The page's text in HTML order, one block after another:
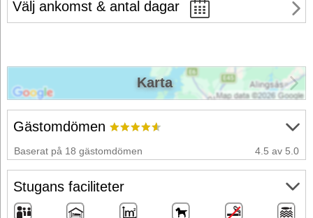
Välj ankomst & antal dagar
Gästomdömen
Baserat på 18 gästomdömen 4.5 av 5.0
Stugans faciliteter
Karta